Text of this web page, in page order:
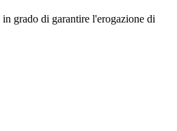
grado di garantire l'erogazione di